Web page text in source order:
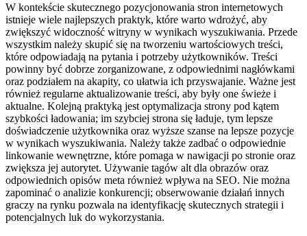
W kontekście skutecznego pozycjonowania stron internetowych
istnieje wiele najlepszych praktyk, które warto wdrożyć, aby
zwiększyć widoczność witryny w wynikach wyszukiwania. Przede
wszystkim należy skupić się na tworzeniu wartościowych treści,
które odpowiadają na pytania i potrzeby użytkowników. Treści
powinny być dobrze zorganizowane, z odpowiednimi nagłówkami
oraz podziałem na akapity, co ułatwia ich przyswajanie. Ważne jest
również regularne aktualizowanie treści, aby były one świeże i
aktualne. Kolejną praktyką jest optymalizacja strony pod kątem
szybkości ładowania; im szybciej strona się ładuje, tym lepsze
doświadczenie użytkownika oraz wyższe szanse na lepsze pozycje
w wynikach wyszukiwania. Należy także zadbać o odpowiednie
linkowanie wewnętrzne, które pomaga w nawigacji po stronie oraz
zwiększa jej autorytet. Używanie tagów alt dla obrazów oraz
odpowiednich opisów meta również wpływa na SEO. Nie można
zapominać o analizie konkurencji; obserwowanie działań innych
graczy na rynku pozwala na identyfikację skutecznych strategii i
potencjalnych luk do wykorzystania.